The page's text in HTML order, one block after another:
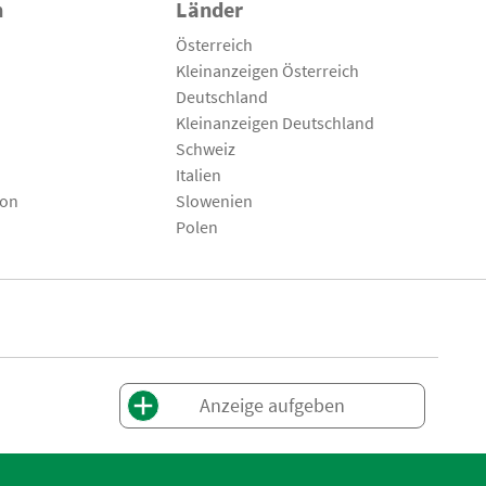
Länder
Österreich
Kleinanzeigen Österreich
Deutschland
Kleinanzeigen Deutschland
Schweiz
Italien
Slowenien
Polen
Anzeige aufgeben